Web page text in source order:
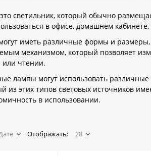
светильник, который обычно
в офисе, домашнем
иметь различные формы и
механизмом, который позволяет
или чтении.
лампы могут использовать
из этих типов световых источников
в использовании.
Отображать: 28